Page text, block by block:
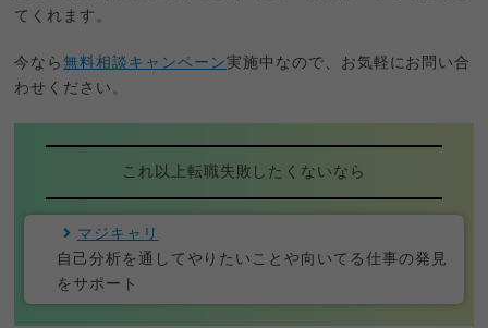
てくれます。
今なら無料相談キャンペーン実施中なので、お気軽にお問い合
わせください。
これ以上転職失敗したくないなら
マジキャリ
自己分析を通してやりたいことや向いてる仕事の発見
をサポート